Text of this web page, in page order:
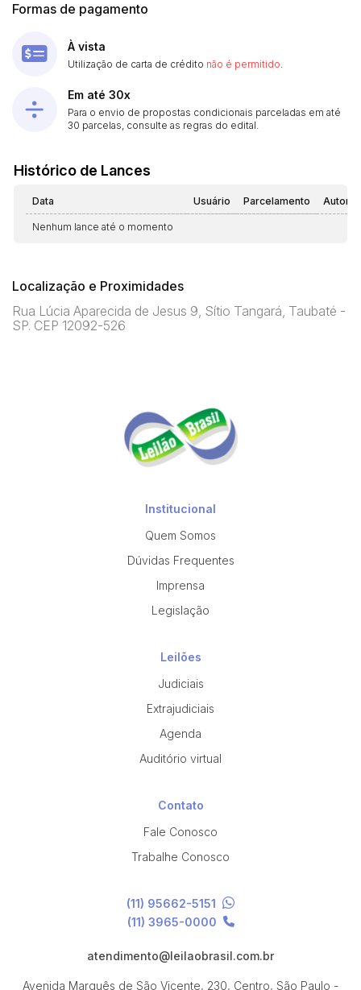
Formas de pagamento
À vista
Utilização de carta de crédito não é permitido
Em até 30x
Para o envio de propostas condicionais parceladas em até
30 parcelas, consulte as regras do edital.
Histórico de Lances
Data Usuário Parcelamento
Nenhum lance até o momento
Localização e Proximidades
Rua Lúcia Aparecida de Jesus 9, Sítio Tangará, Taubaté -
SP. CEP 12092-526
Institucional
Quem Somos
Dúvidas Frequentes
Imprensa
Legislação
Leilões
Judiciais
Extrajudiciais
Agenda
Auditório virtual
Contato
Fale Conosco
Trabalhe Conosco
(11) 95662-5151
(11) 3965-0000
atendimento@leilaobrasil.com.br
Avenida Marquês de São Vicente, 230, Centro, São Paulo -